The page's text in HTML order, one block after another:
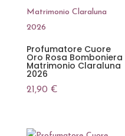
Profumatore Cuore
Oro Rosa Bomboniera
Matrimonio Claraluna
2026
21,90 €